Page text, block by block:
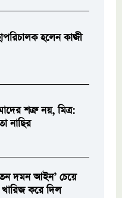
হলেন কাজী
শত্রু নয়, মিত্র:
নাছির
দমন আইন’ চেয়ে
খারিজ করে দিল